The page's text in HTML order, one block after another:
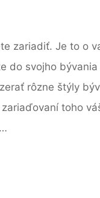
zariadiť. Je to o
do svojho bývania
rôzne štýly
toho